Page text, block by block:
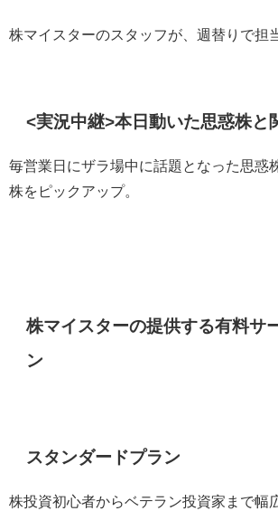
株マイスターのスタッフが、週替りで担
<実況中継>本日動いた思惑株と
毎営業日にザラ場中に話題となった思惑
株をピックアップ。
株マイスターの提供する有料サ
ン
スタンダードプラン
株投資初心者からベテラン投資家まで幅